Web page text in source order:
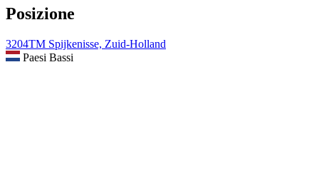
Posizione
3204TM Spijkenisse, Zuid-Holland
Paesi Bassi